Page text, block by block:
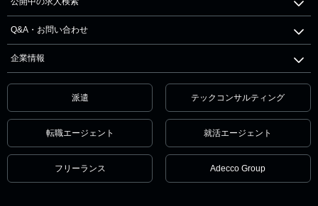
Q&A・お問い合わせ
企業情報
派遣 テックコンサルティング
転職エージェント 就活エージェント
フリーランス Adecco Group